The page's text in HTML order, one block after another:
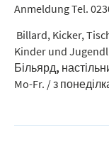
Anmeldung Tel.
Billard, Kicker,
Kinder und
Більярд,
Mo-Fr. / з